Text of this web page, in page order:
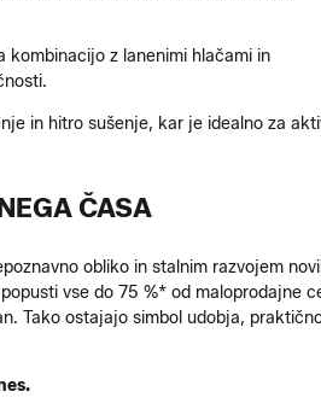
kombinacijo z lanenimi hlačami in
in hitro sušenje, kar je idealno za
ČASA
obliko in stalnim razvojem
vse do 75 %* od maloprodajne
Tako ostajajo simbol udobja,